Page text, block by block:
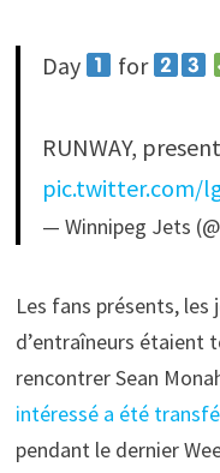
Day for
RUNWAY,
pic.twitter.com/
— Winnipeg Jets
Les fans présents,
d’entraîneurs étaient
rencontrer Sean
intéressé a été
pendant le dernier